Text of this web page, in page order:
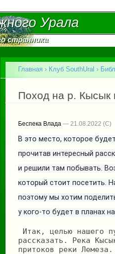
Урала
Урала
странника
странника
Вы здесь
Главная › Клуб SouthUral ›
Поход на р.
Беспека Влада — 21.08.2022
В это место, которое
прочитав интересный
и решили там побывать.
который стоит посетить.
поэтому мы хотим
у кого-то будет в планах
Итак, целью нашего
рассказать. Река
притоков реки